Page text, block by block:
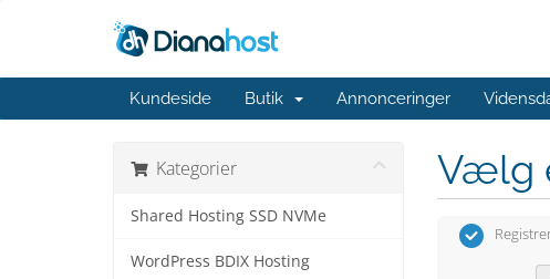
Kundeside Butik Annonceringer
Kategorier
Shared Hosting SSD NVMe
WordPress BDIX Hosting
Vælg